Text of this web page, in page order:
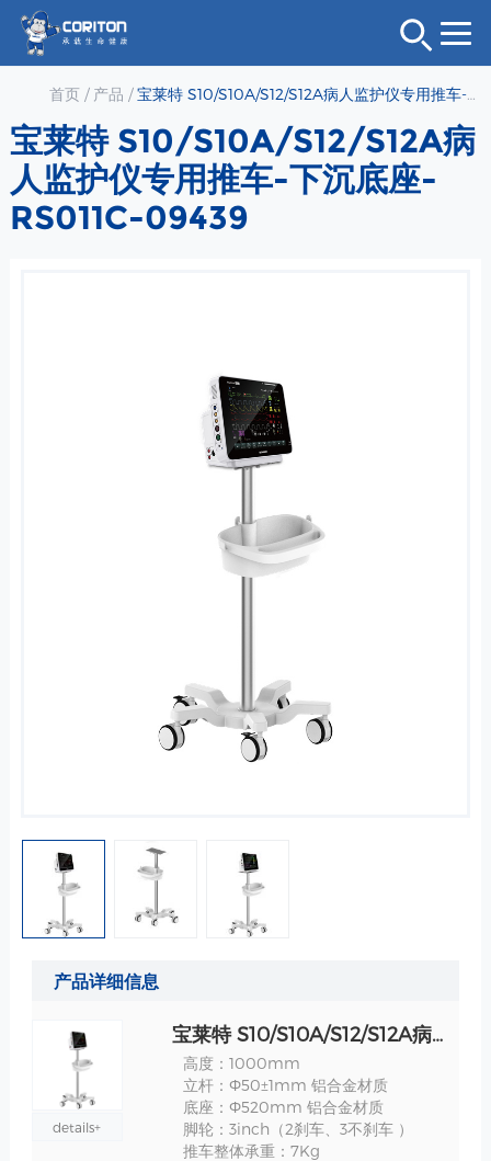
首页/ 产品 /宝莱特 S10/S10A/S12/S12A病人监护仪专用推车-下沉底座-RS011C-09439
宝莱特 S10/S10A/S12/S12A病
人监护仪专用推车-下沉底座-
RS011C-09439
产品详细信息
details+
宝莱特 S10/S10A/S12/S12A病人监护仪专用推车-下沉底座-RS011C-09439 规格
高度：1000mm
立杆：Ф50±1mm 铝合金材质
底座：Ф520mm 铝合金材质
脚轮：3inch（2刹车、3不刹车 ）
推车整体承重：7Kg